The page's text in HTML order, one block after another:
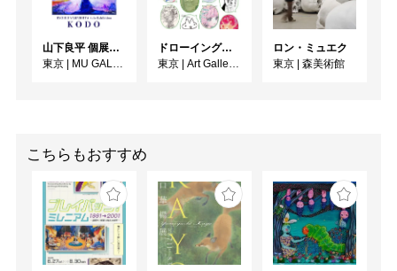
山下良平 個展「KODO」
東京
MU GALLERY
ドローイング展『絵とのダイアローグ 2026』
東京
Art Gallery Shirokane 6c
ロン・ミュエク
東京
森美術館
こちらもおすすめ